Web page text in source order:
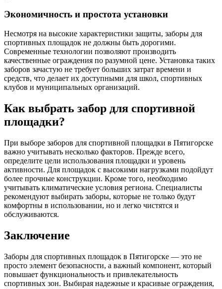
Экономичность и простота установки
Несмотря на высокие характеристики защиты, заборы для
спортивных площадок не должны быть дорогими.
Современные технологии позволяют производить
качественные ограждения по разумной цене. Установка таких
заборов зачастую не требует больших затрат времени и
средств, что делает их доступными для школ, спортивных
клубов и муниципальных организаций.
Как выбрать забор для спортивной
площадки?
При выборе заборов для спортивной площадки в Пятигорске
важно учитывать несколько факторов. Прежде всего,
определите цели использования площадки и уровень
активности. Для площадок с высокими нагрузками подойдут
более прочные конструкции. Кроме того, необходимо
учитывать климатические условия региона. Специалисты
рекомендуют выбирать заборы, которые не только будут
комфортны в использовании, но и легко чистятся и
обслуживаются.
Заключение
Заборы для спортивных площадок в Пятигорске — это не
просто элемент безопасности, а важный компонент, который
повышает функциональность и привлекательность
спортивных зон. Выбирая надежные и красивые ограждения,